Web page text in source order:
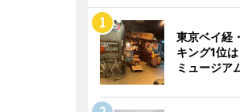
東京ベイ経
キング1位
ミュージア